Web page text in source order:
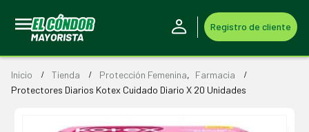
Registro de cliente
Inicio Tienda Protección Femenina, Farmacia
Protectores Diarios Kotex Cuidado Diario X 20 Unidades